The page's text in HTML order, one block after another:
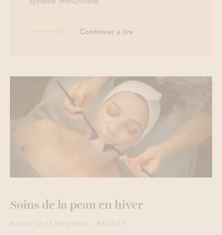
Continuer à lire
Soins de la peau en hiver
POSTÉ LE 07 NOV 2025 - BEAUTY